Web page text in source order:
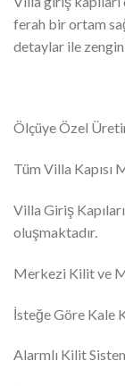
ferah bir ortam
detaylar ile
Ölçüye Özel
Tüm Villa
Villa Giriş
oluşmaktadır.
Merkezi Kilit ve
İsteğe Göre Kale
Alarmlı Kilit